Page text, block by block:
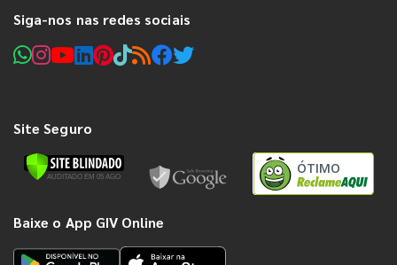
Siga-nos nas redes sociais
Site Seguro
ÓTIMO
Baixe o App GIV Online